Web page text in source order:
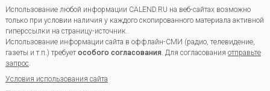
Использование любой информации CALEND.RU на веб-сайтах возможно
только при условии наличия у каждого скопированного материала активной
гиперссылки на страницу-источник.
Использование информации сайта в оффлайн-СМИ (радио, телевидение,
газеты и т.п.) требуетособого согласования. Для согласования отправьте
запрос.
Условия использования сайта